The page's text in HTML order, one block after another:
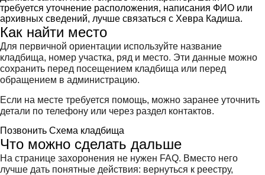
требуется уточнение расположения, написания ФИО или
архивных сведений, лучше связаться с Хевра Кадиша.
Как найти место
Для первичной ориентации используйте название
кладбища, номер участка, ряд и место. Эти данные можно
сохранить перед посещением кладбища или перед
обращением в администрацию.
Если на месте требуется помощь, можно заранее уточнить
детали по телефону или через раздел контактов.
Позвонить Схема кладбища
Что можно сделать дальше
На странице захоронения не нужен FAQ. Вместо него
лучше дать понятные действия: вернуться к реестру,